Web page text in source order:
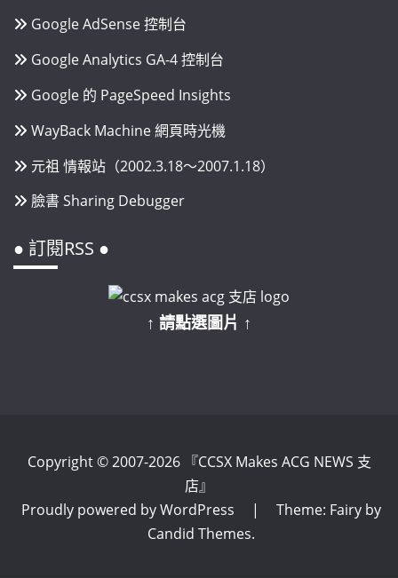
Google AdSense 控制台
Google Analytics GA-4 控制台
Google 的 PageSpeed Insights
WayBack Machine 網頁時光機
元祖 情報站（2002.3.18～2007.1.18）
臉書 Sharing Debugger
● 訂閱RSS ●
↑ 請點選圖片 ↑
Copyright © 2007-2026 『CCSX Makes ACG NEWS 支
店』
Proudly powered by WordPress
|
Theme: Fairy by
Candid Themes.